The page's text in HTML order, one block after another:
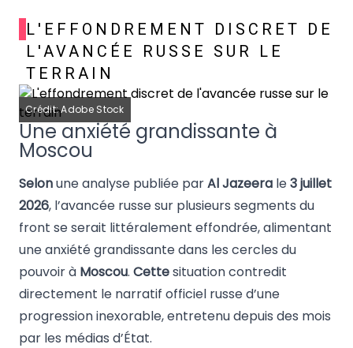
L'EFFONDREMENT DISCRET DE
L'AVANCÉE RUSSE SUR LE
TERRAIN
Crédit: Adobe Stock
Une anxiété grandissante à
Moscou
Selonune analyse publiée parAl Jazeera le3 juillet
2026, l’avancée russe sur plusieurs segments du
front se serait littéralement effondrée, alimentant
une anxiété grandissante dans les cercles du
pouvoir à Moscou. Cettesituation contredit
directement le narratif officiel russe d’une
progression inexorable, entretenu depuis des mois
par les médias d’État.